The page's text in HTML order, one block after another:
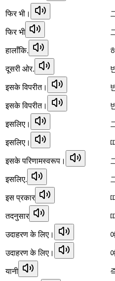
फिर भी।
फिर भी
हालाँकि.
दूसरी ओर.
इसके विपरीत।
इसके विपरीत।
इसलिए।
इसलिए।
इसके परिणामस्वरूप।
इसलिए.
इस प्रकार
तदनुसार
उदाहरण के लिए।
उदाहरण के लिए।
यानी